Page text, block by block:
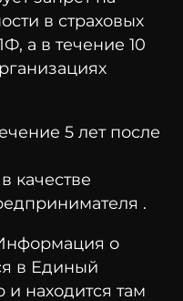
в страховых
а в течение 10
5 лет после
качестве
.
о
в Единый
находится там